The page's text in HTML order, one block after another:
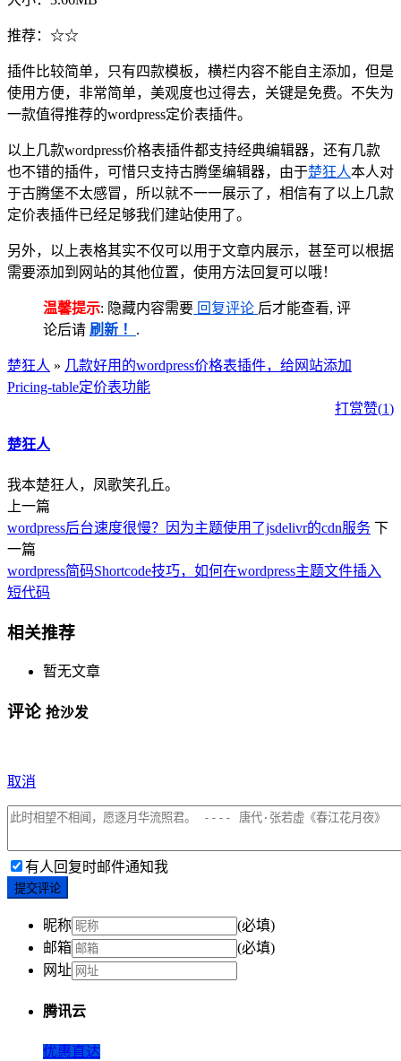
推荐：☆☆
插件比较简单，只有四款模板，横栏内容不能自主添加，但是
使用方便，非常简单，美观度也过得去，关键是免费。不失为
一款值得推荐的wordpress定价表插件。
以上几款wordpress价格表插件都支持经典编辑器，还有几款
也不错的插件，可惜只支持古腾堡编辑器，由于楚狂人本人对
于古腾堡不太感冒，所以就不一一展示了，相信有了以上几款
定价表插件已经足够我们建站使用了。
另外，以上表格其实不仅可以用于文章内展示，甚至可以根据
需要添加到网站的其他位置，使用方法回复可以哦！
温馨提示: 隐藏内容需要 回复评论 后才能查看, 评
论后请 刷新 ！ .
楚狂人 » 几款好用的wordpress价格表插件，给网站添加
Pricing-table定价表功能
打赏赞(1)
楚狂人
我本楚狂人，凤歌笑孔丘。
上一篇
wordpress后台速度很慢？因为主题使用了jsdelivr的cdn服务 下
一篇
wordpress简码Shortcode技巧，如何在wordpress主题文件插入
短代码
相关推荐
暂无文章
评论 抢沙发
取消
有人回复时邮件通知我
提交评论
昵称
(必填)
邮箱
(必填)
网址
腾讯云
优惠直达